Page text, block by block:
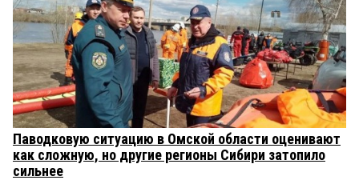
Паводковую ситуацию в Омской области оценивают
как сложную, но другие регионы Сибири затопило
сильнее